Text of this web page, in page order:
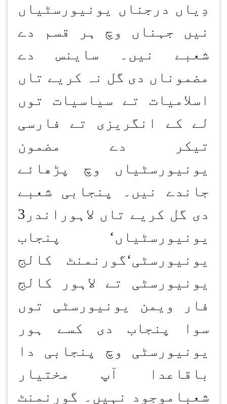
دِیاں درجناں یونیورسٹیاں
نیں جہناں وچ ہر قسم دے
شعبے نیں۔ ساینس دے
مضموناں دی گل نہ کریے تاں
اسلامیات تے سیاسیات توں
لے کے انگریزی تے فارسی
تیکر دے مضمون
یونیورسٹیاں وچ پڑھائے
جاندے نیں۔ پنجابی شعبے
دی گل کریے تاں لاہوراندر3
یونیورسٹیاں‘ پنجاب
یونیورسٹی‘گورنمنٹ کالج
یونیورسٹی تے لاہور کالج
فار ویمن یونیورسٹی توں
سوا پنجاب دی کسے ہور
یونیورسٹی وچ پنجابی دا
باقاعدا آپ مختیار
شعباموجود نہیں۔ گورنمنٹ